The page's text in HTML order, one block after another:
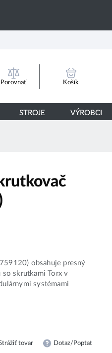
Porovnať Košík
STROJE VÝROBCI
obsahuje presný
so skrutkami Torx v
systémami
tovar Dotaz/Poptat